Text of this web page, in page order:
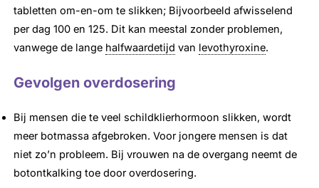
tabletten om-en-om te slikken; Bijvoorbeeld afwisselend
per dag 100 en 125. Dit kan meestal zonder problemen,
vanwege de lange halfwaardetijd van levothyroxine.
Gevolgen overdosering
Bij mensen die te veel schildklierhormoon slikken, wordt
meer botmassa afgebroken. Voor jongere mensen is dat
niet zo’n probleem. Bij vrouwen na de overgang neemt de
botontkalking toe door overdosering.